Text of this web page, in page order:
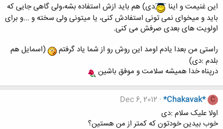
این غنیمت و اینا
دی) هم باید ازش استفاده بشه،ولی گاهی جایی که
باید و میخوای نمی تونی استفادش کنی، یا میتونی ولی سخته و ...و برای
اولویت های بعدی صرفش می کنی.
راستی من بعدا یادم اومد این روش رو از شما یاد گرفتم
(اسمایل هم
بلدم :دی)
درپناه خدا همیشه سلامت و موفق باشین
C
*Chakavak*
Dec 6, 2012
اولا علیک سلام :دی
خوب بیدین خودتون که کمتر از من هستین؟